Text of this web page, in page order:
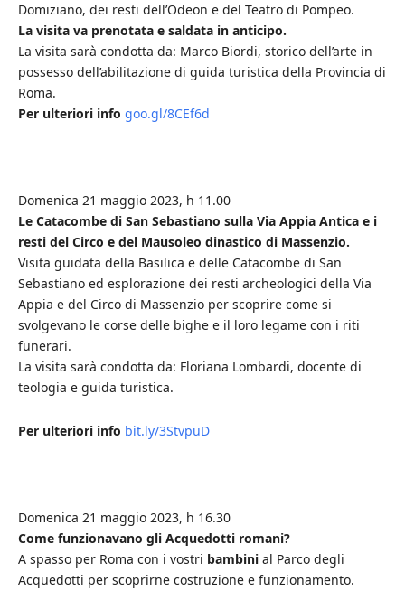
Domiziano, dei resti dell’Odeon e del Teatro di Pompeo.
La visita va prenotata e saldata in anticipo.
La visita sarà condotta da: Marco Biordi, storico dell’arte in
possesso dell’abilitazione di guida turistica della Provincia di
Roma.
Per ulteriori info goo.gl/8CEf6d
Domenica 21 maggio 2023, h 11.00
Le Catacombe di San Sebastiano sulla Via Appia Antica e i
resti del Circo e del Mausoleo dinastico di Massenzio.
Visita guidata della Basilica e delle Catacombe di San
Sebastiano ed esplorazione dei resti archeologici della Via
Appia e del Circo di Massenzio per scoprire come si
svolgevano le corse delle bighe e il loro legame con i riti
funerari.
La visita sarà condotta da: Floriana Lombardi, docente di
teologia e guida turistica.
Per ulteriori info bit.ly/3StvpuD
Domenica 21 maggio 2023, h 16.30
Come funzionavano gli Acquedotti romani?
A spasso per Roma con i vostri bambini al Parco degli
Acquedotti per scoprirne costruzione e funzionamento.